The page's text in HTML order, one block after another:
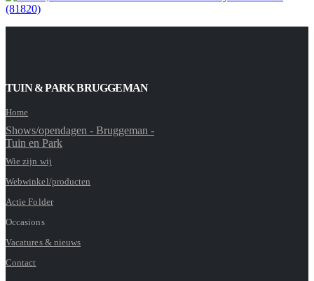
TUIN & PARK BRUGGEMAN
Home
Shows/opendagen - Bruggeman -
Tuin en Park
Wie zijn wij
Webwinkel/producten
Actie Folder
Occasions
Vacatures & nieuws
Contact